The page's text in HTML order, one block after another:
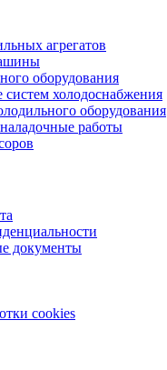
агрегатов
оборудования
холодоснабжения
оборудования
работы
документы
cookies